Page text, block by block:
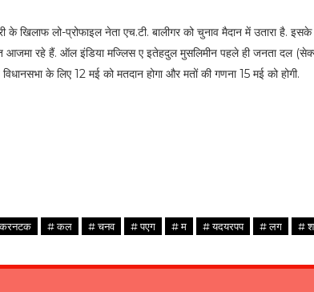
खिलाफ लो-प्रोफाइल नेता एच.टी. बालीगर को चुनाव मैदान में उतारा है. इसके
आजमा रहे हैं. ऑल इंडिया मज्लिस ए इतेहदुल मुसलिमीन पहले ही जनता दल
के लिए 12 मई को मतदान होगा और मतों की गणना 15 मई को होगी.
# कल # चनव # पएग # म # यदयरपप # लग
#